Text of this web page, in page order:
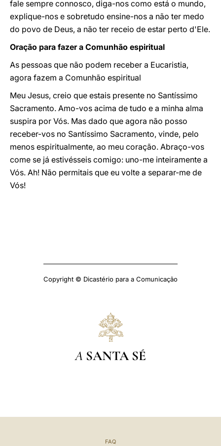
fale sempre connosco, diga-nos como está o mundo,
explique-nos e sobretudo ensine-nos a não ter medo
do povo de Deus, a não ter receio de estar perto d'Ele.
Oração para fazer a Comunhão espiritual
As pessoas que não podem receber a Eucaristia,
agora fazem a Comunhão espiritual
Meu Jesus, creio que estais presente no Santíssimo
Sacramento. Amo-vos acima de tudo e a minha alma
suspira por Vós. Mas dado que agora não posso
receber-vos no Santíssimo Sacramento, vinde, pelo
menos espiritualmente, ao meu coração. Abraço-vos
come se já estivésseis comigo: uno-me inteiramente a
Vós. Ah! Não permitais que eu volte a separar-me de
Vós!
Copyright © Dicastério para a Comunicação
A SANTA SÉ
FAQ